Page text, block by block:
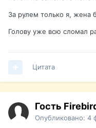
За рулем только я, жена
Голову уже всю сломал
Цитата
Гость
Опубликовано: 4